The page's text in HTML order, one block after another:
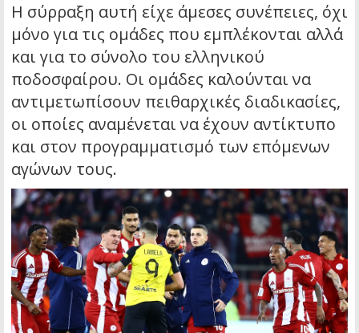
Η σύρραξη αυτή είχε άμεσες συνέπειες, όχι
μόνο για τις ομάδες που εμπλέκονται αλλά
και για το σύνολο του ελληνικού
ποδοσφαίρου. Οι ομάδες καλούνται να
αντιμετωπίσουν πειθαρχικές διαδικασίες,
οι οποίες αναμένεται να έχουν αντίκτυπο
και στον προγραμματισμό των επόμενων
αγώνων τους.